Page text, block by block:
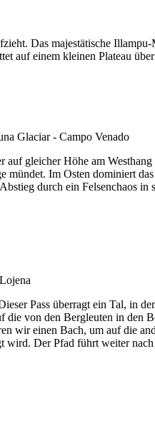
Das majestätische
auf einem kleinen Plateau
gleicher Höhe am
Im Osten dominiert
durch ein Felsenchaos
Pass überragt ein Tal, in
von den Bergleuten in den
einen Bach, um auf die
Der Pfad führt weiter